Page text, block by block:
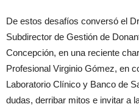
De estos desafíos conversó el
Subdirector de Gestión de
Concepción, en una reciente
Profesional Virginio Gómez, en
Laboratorio Clínico y Banco de
dudas, derribar mitos e invitar a